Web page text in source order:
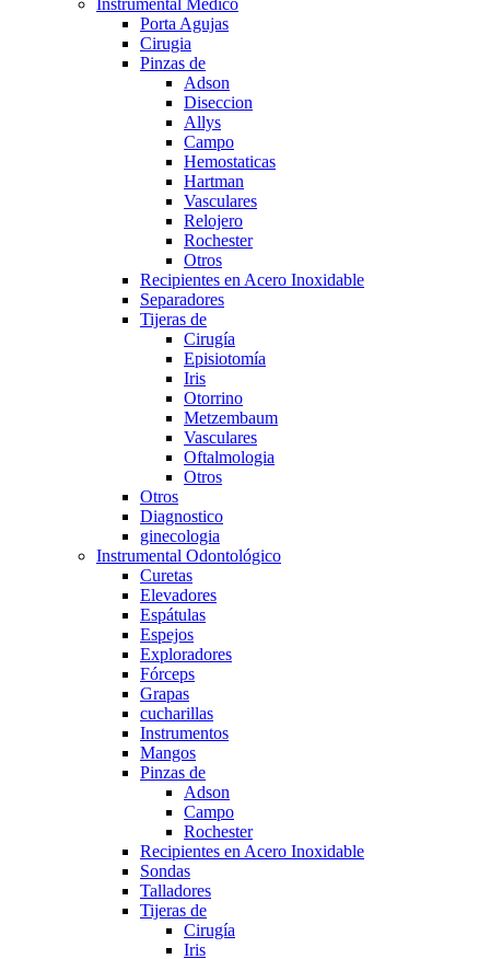
Instrumental Medico
Porta Agujas
Cirugia
Pinzas de
Adson
Diseccion
Allys
Campo
Hemostaticas
Hartman
Vasculares
Relojero
Rochester
Otros
Recipientes en Acero Inoxidable
Separadores
Tijeras de
Cirugía
Episiotomía
Iris
Otorrino
Metzembaum
Vasculares
Oftalmologia
Otros
Otros
Diagnostico
ginecologia
Instrumental Odontológico
Curetas
Elevadores
Espátulas
Espejos
Exploradores
Fórceps
Grapas
cucharillas
Instrumentos
Mangos
Pinzas de
Adson
Campo
Rochester
Recipientes en Acero Inoxidable
Sondas
Talladores
Tijeras de
Cirugía
Iris